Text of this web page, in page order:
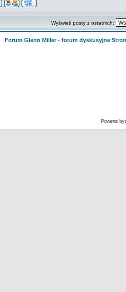
Wyświetl posty z ostatnich:
Forum Glenn Miller - forum dyskusyjne
Powered by